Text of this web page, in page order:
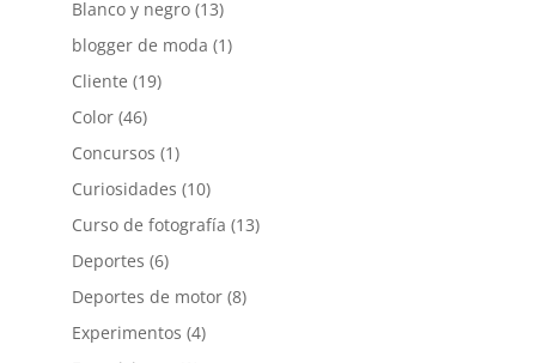
Blanco y negro(13)
blogger de moda (1)
Cliente (19)
Color(46)
Concursos (1)
Curiosidades (10)
Curso de fotografía (13)
Deportes (6)
Deportes de motor(8)
Experimentos (4)